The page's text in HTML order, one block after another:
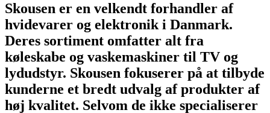
Skousen er en velkendt forhandler af
hvidevarer og elektronik i Danmark.
Deres sortiment omfatter alt fra
køleskabe og vaskemaskiner til TV og
lydudstyr. Skousen fokuserer på at tilbyde
kunderne et bredt udvalg af produkter af
høj kvalitet. Selvom de ikke specialiserer